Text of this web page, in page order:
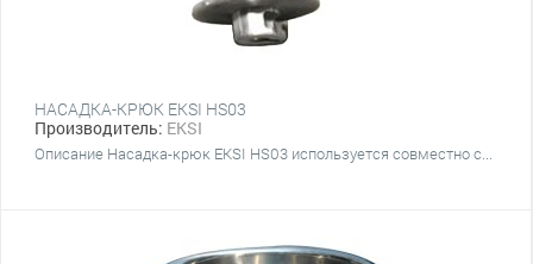
НАСАДКА-КРЮК EKSI HS03
Производитель: EKSI
Описание Насадка-крюк EKSI HS03 используется совместно с...